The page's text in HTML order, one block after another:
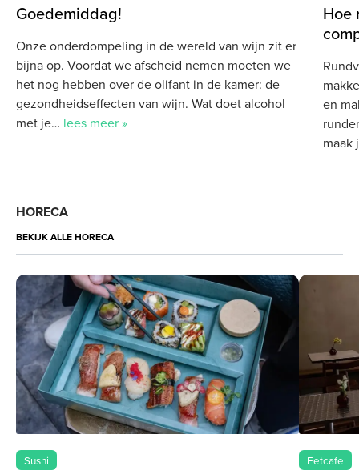
Goedemiddag!
Onze onderdompeling in de wereld van wijn zit er
bijna op. Voordat we afscheid nemen moeten we
het nog hebben over de olifant in de kamer: de
gezondheidseffecten van wijn. Wat doet alcohol
met je… lees meer »
Hoe
en
maak
HORECA
BEKIJK ALLE HORECA
Sushi Eetcafe